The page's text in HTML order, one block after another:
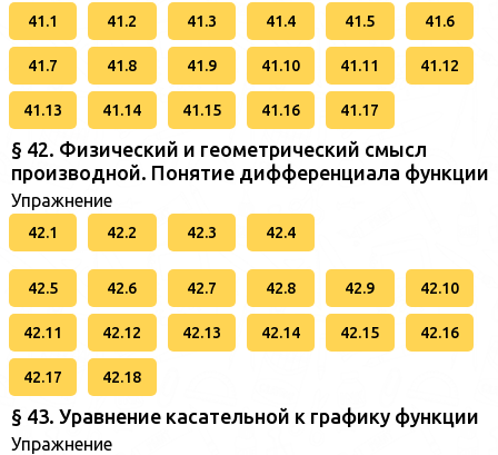
41.1 41.2 41.3 41.4 41.5 41.6
41.7 41.8 41.9 41.10 41.11 41.12
41.13 41.14 41.15 41.16 41.17
§ 42. Физический и геометрический смысл
производной. Понятие дифференциала функции
Упражнение
42.1 42.2 42.3 42.4
42.5 42.6 42.7 42.8 42.9 42.10
42.11 42.12 42.13 42.14 42.15 42.16
42.17 42.18
§ 43. Уравнение касательной к графику функции
Упражнение